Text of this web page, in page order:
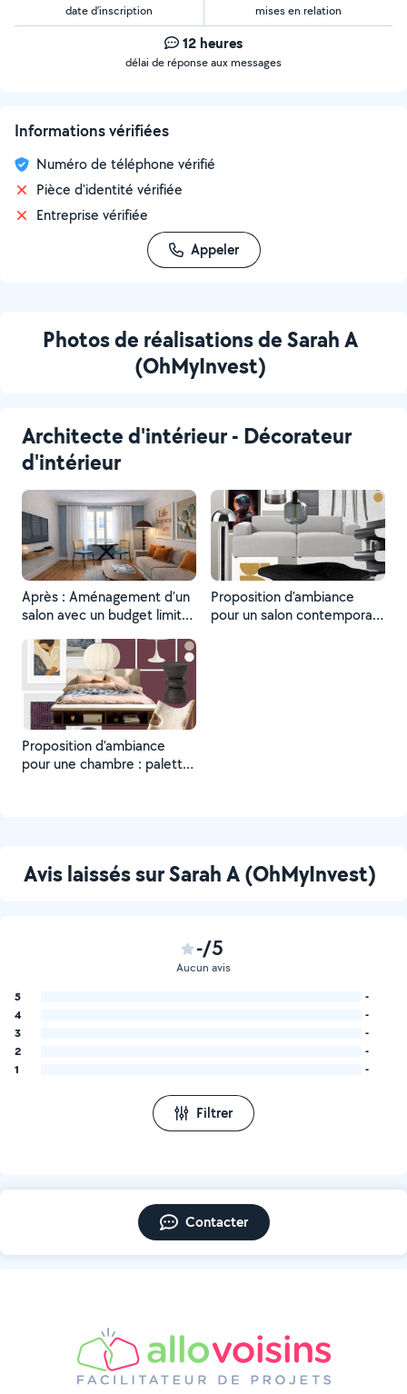
date d’inscription mises en relation
12 heures
délai de réponse aux messages
Informations vérifiées
Numéro de téléphone vérifié
Pièce d'identité vérifiée
Entreprise vérifiée
Appeler
Photos de réalisations de Sarah A
(OhMyInvest)
Architecte d'intérieur - Décorateur
d'intérieur
Après : Aménagement d’un
salon avec un budget limité
étroit pour gagner en
sensation de volume et
transformer un intérieur
terne en un espace plus
harmonieux.
Proposition d’ambiance
pour un salon contemporain
Proposition d’ambiance
pour une chambre : palette
Avis laissés sur Sarah A (OhMyInvest)
-/5
Aucun avis
5
-
4
-
3
-
2
-
1
-
Filtrer
Contacter